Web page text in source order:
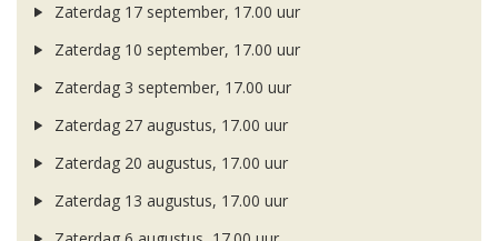
Zaterdag 17 september, 17.00 uur
Zaterdag 10 september, 17.00 uur
Zaterdag 3 september, 17.00 uur
Zaterdag 27 augustus, 17.00 uur
Zaterdag 20 augustus, 17.00 uur
Zaterdag 13 augustus, 17.00 uur